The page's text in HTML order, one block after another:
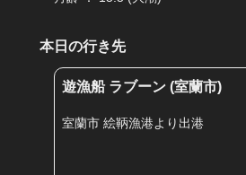
本日の行き先
遊漁船 ラブーン (室蘭市)
室蘭市 絵鞆漁港より出港